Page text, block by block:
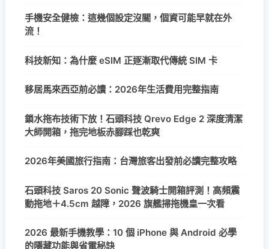
手機安全健檢：這幾個設定沒關，個資可能早就在外
流！
科技新知：為什麼 eSIM 正逐漸取代傳統 SIM 卡
移居馬來西亞前必讀：2026年生活費用完整指南
鎖水拖布技術下放！石頭科技 Qrevo Edge 2 深度清潔
大師開箱，拖完地板赤腳踩也乾爽
2026年美國旅行指南：台灣旅客出發前必讀完整攻略
石頭科技 Saros 20 Sonic 聲波騎士開箱評測！高頻震
動拖地＋4.5cm 越障，2026 旗艦掃拖機皇一次看
2026 最新手機教學：10 個 iPhone 與 Android 必學
的隱藏功能與省電秘訣